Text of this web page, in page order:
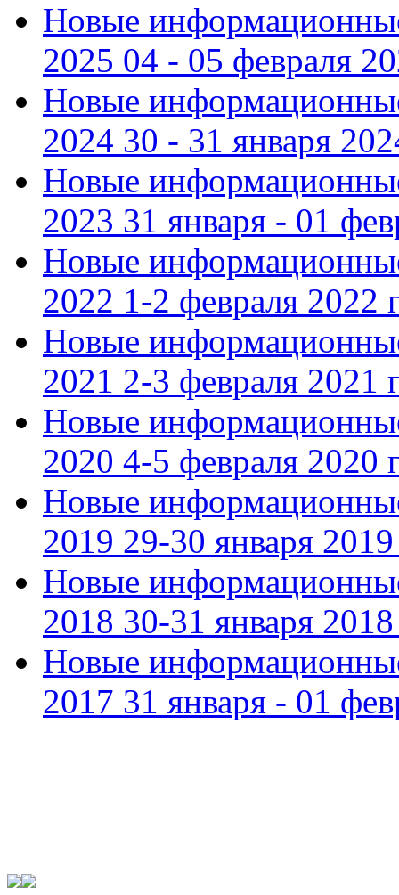
Новые
2025 04 - 05 февраля
Новые
2024 30 - 31 января
Новые
2023 31 января - 01
Новые
2022 1-2 февраля 2022
Новые
2021 2-3 февраля 2021
Новые
2020 4-5 февраля 2020
Новые
2019 29-30 января 2019
Новые
2018 30-31 января 2018
Новые
2017 31 января - 01